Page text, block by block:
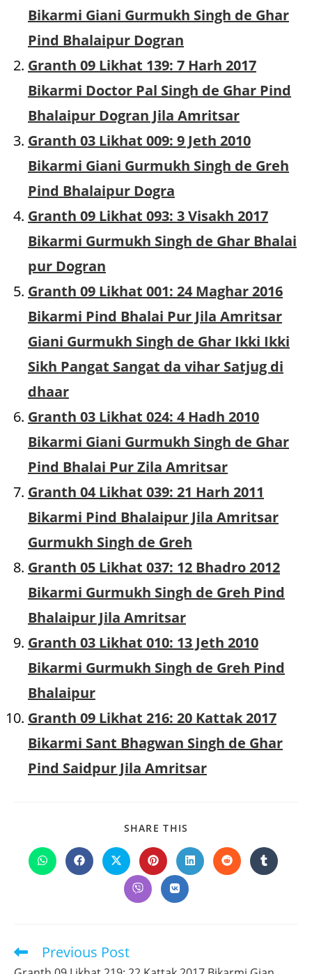
Bikarmi Giani Gurmukh Singh de Ghar
Pind Bhalaipur Dogran
Granth 09 Likhat 139: 7 Harh 2017
Bikarmi Doctor Pal Singh de Ghar Pind
Bhalaipur Dogran Jila Amritsar
Granth 03 Likhat 009: 9 Jeth 2010
Bikarmi Giani Gurmukh Singh de Greh
Pind Bhalaipur Dogra
Granth 09 Likhat 093: 3 Visakh 2017
Bikarmi Gurmukh Singh de Ghar Bhalai
pur Dogran
Granth 09 Likhat 001: 24 Maghar 2016
Bikarmi Pind Bhalai Pur Jila Amritsar
Giani Gurmukh Singh de Ghar Ikki Ikki
Sikh Pangat Sangat da vihar Satjug di
dhaar
Granth 03 Likhat 024: 4 Hadh 2010
Bikarmi Giani Gurmukh Singh de Ghar
Pind Bhalai Pur Zila Amritsar
Granth 04 Likhat 039: 21 Harh 2011
Bikarmi Pind Bhalaipur Jila Amritsar
Gurmukh Singh de Greh
Granth 05 Likhat 037: 12 Bhadro 2012
Bikarmi Gurmukh Singh de Greh Pind
Bhalaipur Jila Amritsar
Granth 03 Likhat 010: 13 Jeth 2010
Bikarmi Gurmukh Singh de Greh Pind
Bhalaipur
Granth 09 Likhat 216: 20 Kattak 2017
Bikarmi Sant Bhagwan Singh de Ghar
Pind Saidpur Jila Amritsar
SHARE THIS
CONTENT
Opens
in
Opens
in
Opens
in
new
window
Opens
in
new
window
Opens
in
Opens
in
Opens
in
Opens
in
Opens
in
Read
Previous Post